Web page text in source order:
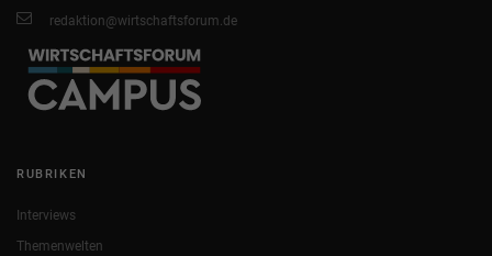
redaktion@wirtschaftsforum.de
RUBRIKEN
Interviews
Themenwelten